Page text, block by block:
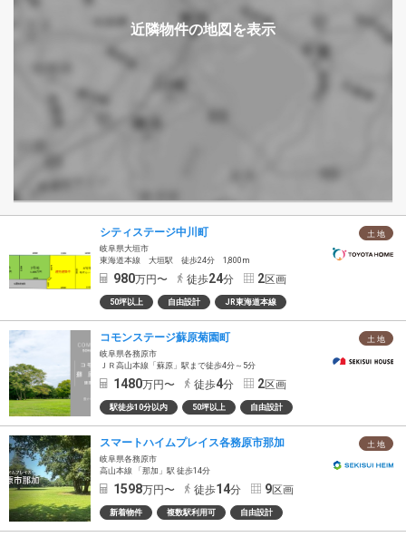
土 地
シティステージ中川町
岐阜県大垣市
東海道本線 大垣駅 徒歩24分 1,800m
980万円〜 徒歩24分 2区画
50坪以上 自由設計 JR東海道本線
土 地
コモンステージ蘇原菊園町
岐阜県各務原市
ＪＲ高山本線「蘇原」駅まで徒歩4分～5分
1480万円〜 徒歩4分 2区画
駅徒歩10分以内 50坪以上 自由設計
土 地
スマートハイムプレイス各務原市那加
岐阜県各務原市
高山本線 「那加」駅 徒歩14分
1598万円〜 徒歩14分 9区画
新着物件 複数駅利用可 自由設計